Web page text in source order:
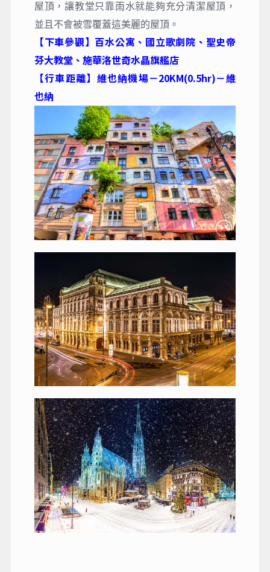
屋頂，讓教堂只靠雨水就能夠充分清潔屋頂，
並且不會被雪覆蓋這美麗的屋頂。
【下車參觀】百水公寓、國立歌劇院、聖史帝
芬大教堂、施華洛世奇水晶旗艦店
【行車距離】維也納機場－20KM(0.5hr)－維
也納